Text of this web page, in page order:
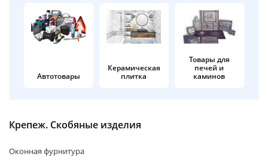
Автотовары
Керамическая
плитка
Товары для
печей и
каминов
Крепеж. Скобяные изделия
Оконная фурнитура
недели